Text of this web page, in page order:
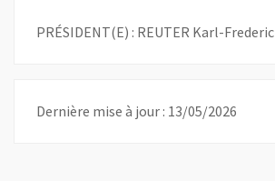
PRÉSIDENT(E) : REUTER Karl-Frederic
Dernière mise à jour : 13/05/2026